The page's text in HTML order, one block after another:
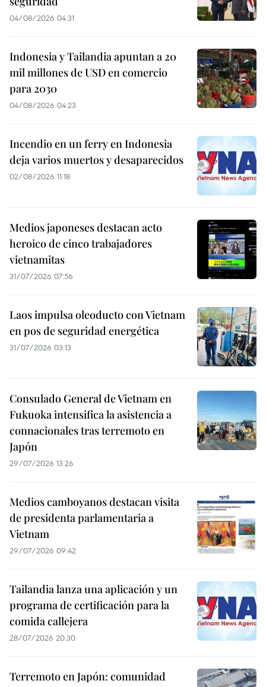
04/08/2026 04:31
Indonesia y Tailandia apuntan a 20
mil millones de USD en comercio
para 2030
04/08/2026 04:23
Incendio en un ferry en Indonesia
deja varios muertos y desaparecidos
02/08/2026 11:18
Medios japoneses destacan acto
heroico de cinco trabajadores
vietnamitas
31/07/2026 07:56
Laos impulsa oleoducto con Vietnam
en pos de seguridad energética
31/07/2026 03:13
Consulado General de Vietnam en
Fukuoka intensifica la asistencia a
connacionales tras terremoto en
Japón
29/07/2026 13:26
Medios camboyanos destacan visita
de presidenta parlamentaria a
Vietnam
29/07/2026 09:42
Tailandia lanza una aplicación y un
programa de certificación para la
comida callejera
28/07/2026 20:30
Terremoto en Japón: comunidad